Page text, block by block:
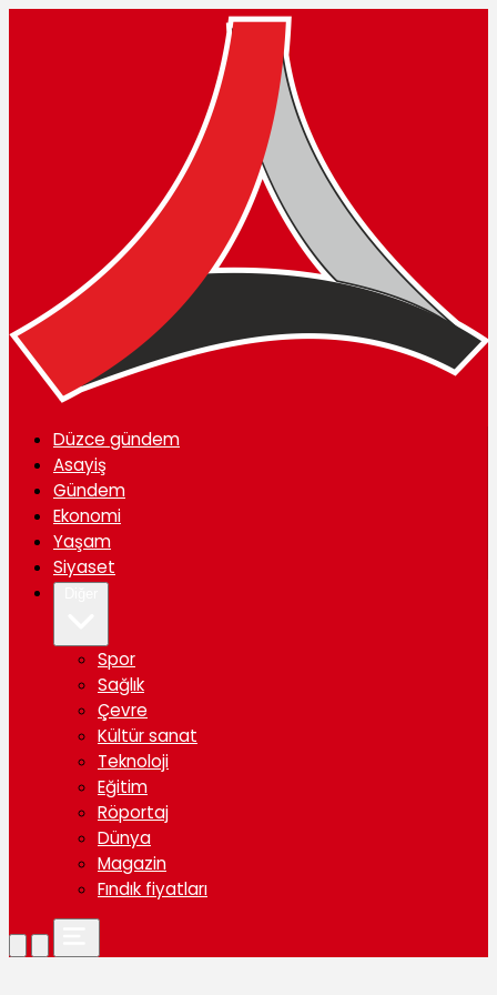
Düzce gündem
Asayiş
Gündem
Ekonomi
Yaşam
Siyaset
Spor
Sağlık
Çevre
Kültür sanat
Teknoloji
Eğitim
Röportaj
Dünya
Magazin
Fındık fiyatları